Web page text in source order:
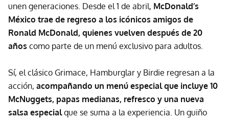
unen generaciones. Desde el 1 de abril, McDonald’s
México trae de regreso a los icónicos amigos de
Ronald McDonald, quienes vuelven después de 20
años como parte de un menú exclusivo para adultos.
Sí, el clásico Grimace, Hamburglar y Birdie regresan a la
acción, acompañando un menú especial que incluye 10
McNuggets, papas medianas, refresco y una nueva
salsa especialque se suma a la experiencia. Un guiño